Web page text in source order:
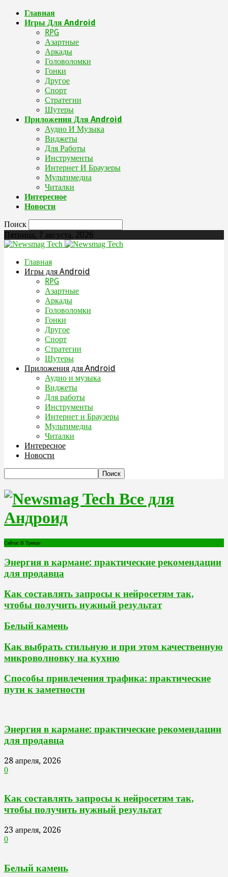
Главная
Игры Для Android
RPG
Азартные
Аркады
Головоломки
Гонки
Другое
Спорт
Стратегии
Шутеры
Приложения Для Android
Аудио И Музыка
Виджеты
Для Работы
Инструменты
Интернет И Браузеры
Мультимедиа
Читалки
Интересное
Новости
Поиск
Пятница, 7 августа, 2026
Главная
Игры для Android
RPG
Азартные
Аркады
Головоломки
Гонки
Другое
Спорт
Стратегии
Шутеры
Приложения для Android
Аудио и музыка
Виджеты
Для работы
Инструменты
Интернет и Браузеры
Мультимедиа
Читалки
Интересное
Новости
Все для
Андроид
Сейчас В Тренде
Энергия в кармане: практические рекомендации
для продавца
Как составлять запросы к нейросетям так,
чтобы получить нужный результат
Белый камень
Как выбрать стильную и при этом качественную
микроволновку на кухню
Способы привлечения трафика: практические
пути к заметности
Энергия в кармане: практические рекомендации
для продавца
28 апреля, 2026
0
Как составлять запросы к нейросетям так,
чтобы получить нужный результат
23 апреля, 2026
0
Белый камень